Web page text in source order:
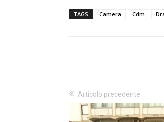
TAGS Camera Cdm
Articolo precedente